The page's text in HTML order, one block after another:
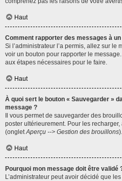
Haut
Comment rapporter des messages à
Si l’administrateur l’a permis, allez sur le
voir un bouton pour rapporter le
aux étapes nécessaires pour le faire.
Haut
À quoi sert le bouton « Sauvegarder »
message ?
Il vous permet de sauvegarder des
poster ultérieurement. Pour les
(ongletAperçu --> Gestion des brouillons).
Haut
Pourquoi mon message doit être validé
L’administrateur peut avoir décidé que